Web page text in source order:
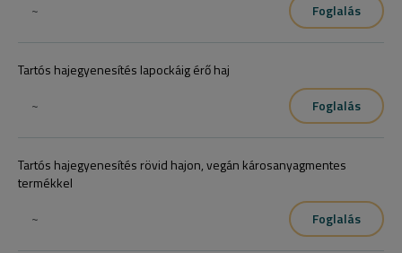
~
Foglalás
Tartós hajegyenesítés lapockáig érő haj
~
Foglalás
Tartós hajegyenesítés rövid hajon, vegán károsanyagmentes
termékkel
~
Foglalás